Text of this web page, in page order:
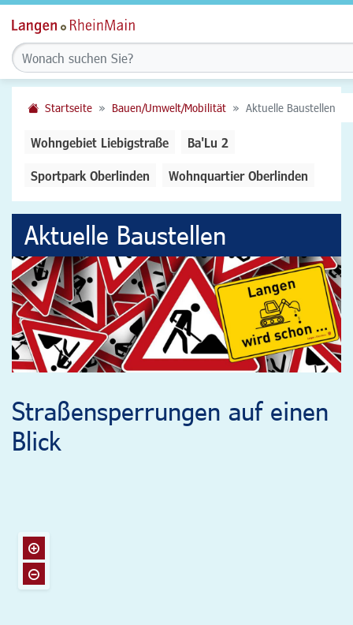
Startseite Bauen/Umwelt/Mobilität Aktuelle Baustellen
Wohngebiet Liebigstraße Ba'Lu 2
Sportpark Oberlinden Wohnquartier Oberlinden
Aktuelle Baustellen
Straßensperrungen auf einen
Blick